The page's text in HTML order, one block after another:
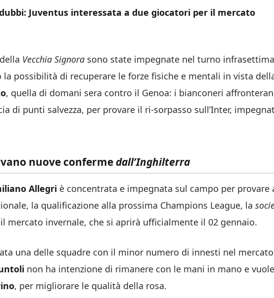
Juventus interessata a due giocatori per il mercato
della Vecchia Signora sono state impegnate nel turno
la possibilità di recuperare le forze fisiche e mentali in vista
, quella di domani sera contro il Genoa: i bianconeri
di punti salvezza, per provare il ri-sorpasso sull’Inter,
nuove conferme dall’Inghilterra
Allegri è concentrata e impegnata sul campo per provare
la qualificazione alla prossima Champions League, la
mercato invernale, che si aprirà ufficialmente il 02 gennaio.
una delle squadre con il minor numero di innesti nel mercato
non ha intenzione di rimanere con le mani in mano e vuole
, per migliorare le qualità della rosa.